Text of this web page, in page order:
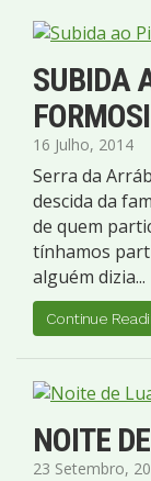
SUBIDA
16 Julho, 2014
Serra da
descida da
de quem
tínhamos
alguém dizia...
Continue
NOITE
23 Setembro,